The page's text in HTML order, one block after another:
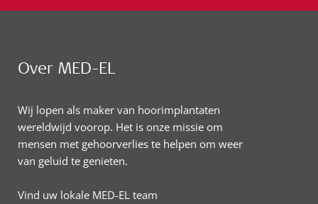
Over MED-EL
Wij lopen als maker van hoorimplantaten
wereldwijd voorop. Het is onze missie om
mensen met gehoorverlies te helpen om weer
van geluid te genieten.
Vind uw lokale MED-EL team